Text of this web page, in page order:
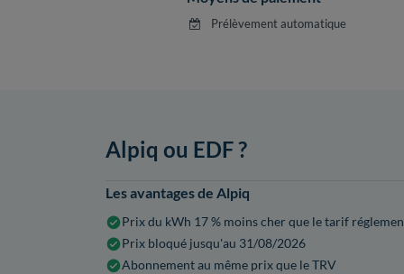
Prélèvement automatique
Alpiq ou EDF ?
Les avantages de Alpiq
Prix du kWh 17 % moins cher que le tarif
Prix bloqué jusqu'au 31/08/2026
Abonnement au même prix que le TRV